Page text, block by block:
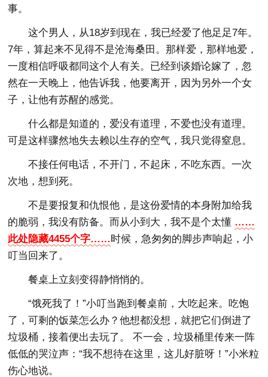
事。
这个男人，从18岁到现在，我已经爱了他足足7年。
7年，算起来不见得不是沧海桑田。那样爱，那样地爱，
一度相信呼吸都同这个人有关。已经到谈婚论嫁了，忽
然在一天晚上，他告诉我，他要离开，因为另外一个女
子，让他有苏醒的感觉。
什么都是知道的，爱没有道理，不爱也没有道理。
可是这样骤然地失去赖以生存的空气，我只觉得窒息。
不接任何电话，不开门，不起床，不吃东西。一次
次地，想到死。
不是要报复和仇恨他，是这份爱情的本身附加给我
的脆弱，我没有防备。而从小到大，我不是个太懂 ……
此处隐藏4455个字……时候，急匆匆的脚步声响起，小
叮当回来了。
餐桌上立刻变得静悄悄的。
“饿死我了！”小叮当跑到餐桌前，大吃起来。吃饱
了，可剩的饭菜怎么办？他想都没想，就把它们倒进了
垃圾桶，接着便出去玩了。 不一会，垃圾桶里传来一阵
低低的哭泣声：“我不想待在这里，这儿好脏呀！”小米粒
伤心地说。